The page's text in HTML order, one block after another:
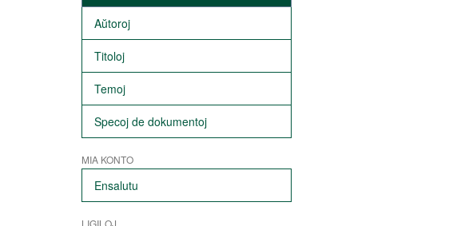
Aŭtoroj
Titoloj
Temoj
Specoj de dokumentoj
MIA KONTO
Ensalutu
LIGILOJ